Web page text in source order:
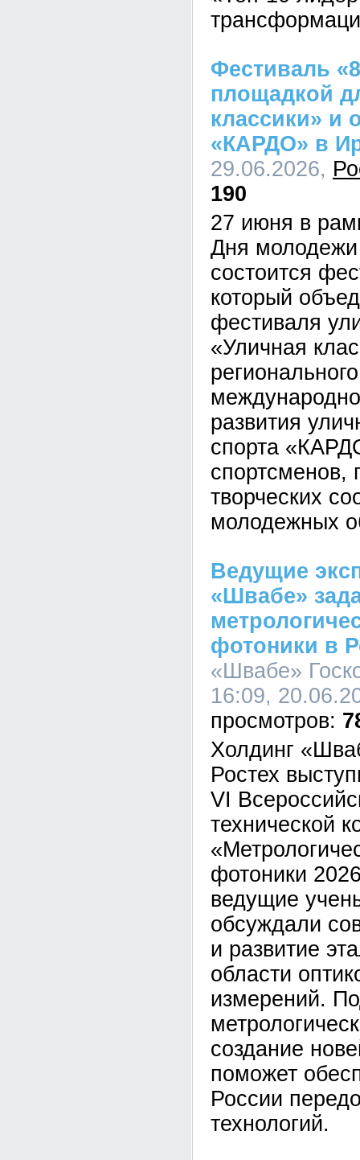
Фестиваль
площадкой
классики» и
«КАРДО» в
29.06.2026,
190
27 июня в
Дня молодежи
состоится
который
фестиваля
«Уличная
развития
спорта
спортсменов,
творческих
молодежных
Ведущие
«Швабе»
фотоники в
«Швабе»
16:09,
Холдинг
Ростех
VI
технической
фотоники
ведущие
обсуждали
и развитие
области
измерений.
создание
поможет
России
технологий.